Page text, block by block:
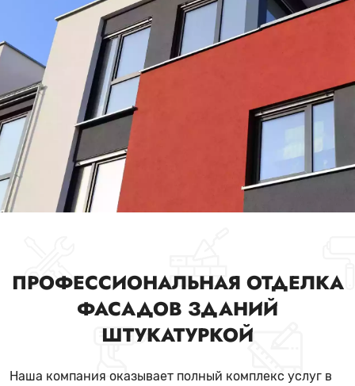
ПРОФЕССИОНАЛЬНАЯ ОТДЕЛКА
ФАСАДОВ ЗДАНИЙ
ШТУКАТУРКОЙ
Наша компания оказывает полный комплекс услуг в